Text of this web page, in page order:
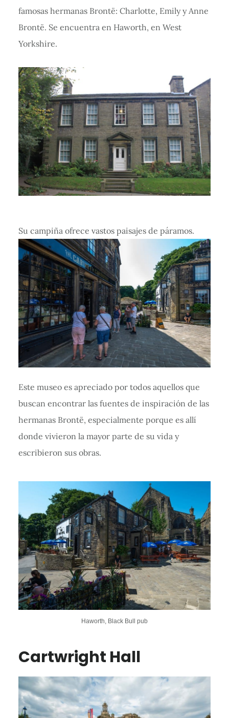
famosas hermanas Brontë: Charlotte, Emily y Anne
Brontë. Se encuentra en Haworth, en West
Yorkshire.
Su campiña ofrece vastos paisajes de páramos.
Este museo es apreciado por todos aquellos que
buscan encontrar las fuentes de inspiración de las
hermanas Brontë, especialmente porque es allí
donde vivieron la mayor parte de su vida y
escribieron sus obras.
Haworth, Black Bull pub
Cartwright Hall